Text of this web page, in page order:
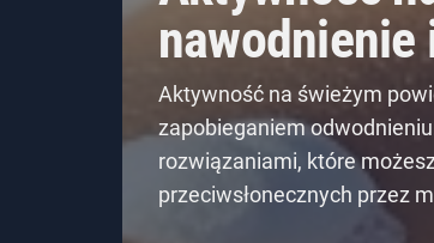
nawodnienie
Aktywność na świeżym
zapobieganiem
rozwiązaniami, które
przeciwsłonecznych przez